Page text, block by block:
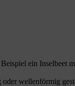
ein
wellenförmig